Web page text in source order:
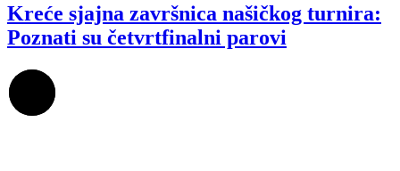
Kreće sjajna završnica našičkog turnira:
Poznati su četvrtfinalni parovi